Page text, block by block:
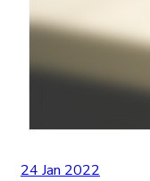
24 Jan 2022